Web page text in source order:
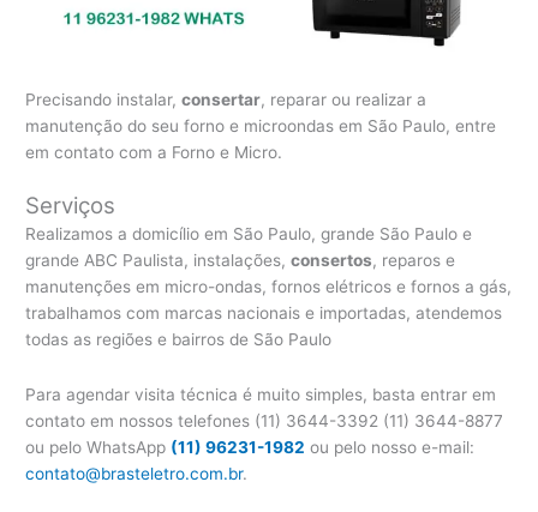
Precisando instalar,consertar, reparar ou realizar a
manutenção do seu forno e microondas em São Paulo, entre
em contato com a Forno e Micro.
Serviços
Realizamos a domicílio em São Paulo, grande São Paulo e
grande ABC Paulista, instalações,consertos, reparos e
manutenções em micro-ondas, fornos elétricos e fornos a gás,
trabalhamos com marcas nacionais e importadas, atendemos
todas as regiões e bairros de São Paulo
Para agendar visita técnica é muito simples, basta entrar em
contato em nossos telefones (11) 3644-3392 (11) 3644-8877
ou pelo WhatsApp (11) 96231-1982 ou pelo nosso e-mail:
contato@brasteletro.com.br.